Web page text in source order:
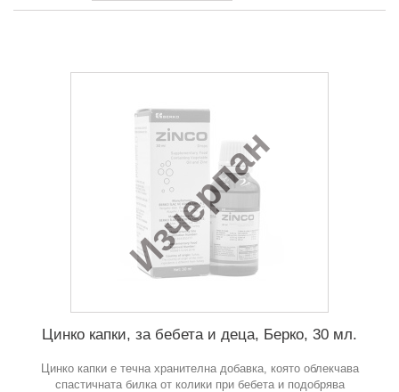
Изчерпан
Цинко капки, за бебета и деца, Берко, 30 мл.
Цинко капки е течна хранителна добавка, която облекчава
спастичната билка от колики при бебета и подобрява